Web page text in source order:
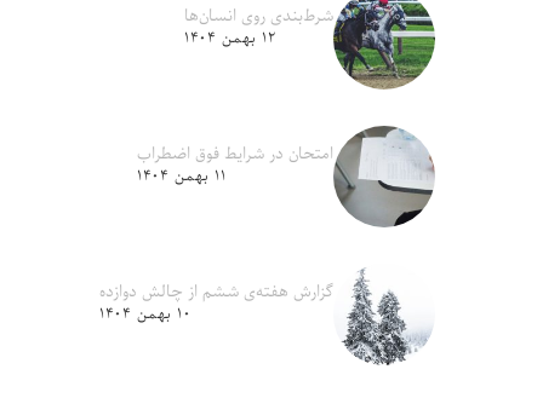
شرط‌بندی روی انسان‌ها
۱۲ بهمن ۱۴۰۴
امتحان در شرایط فوق اضطراب
۱۱ بهمن ۱۴۰۴
گزارش هفته‌ی ششم از چالش دوازده
۱۰ بهمن ۱۴۰۴